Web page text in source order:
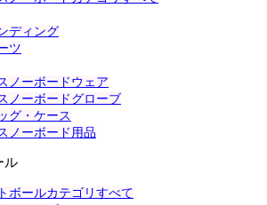
ディング
ツ
ノーボードウェア
ノーボードグローブ
グ・ケース
ノーボード用品
ル
ボールカテゴリすべて